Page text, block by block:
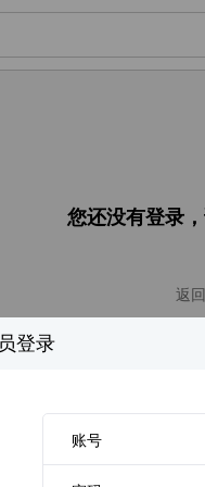
您还没有登录
返
登录
账号